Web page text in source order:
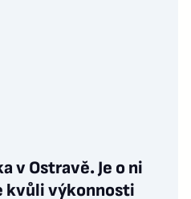
v Ostravě. Je o ni
kvůli výkonnosti